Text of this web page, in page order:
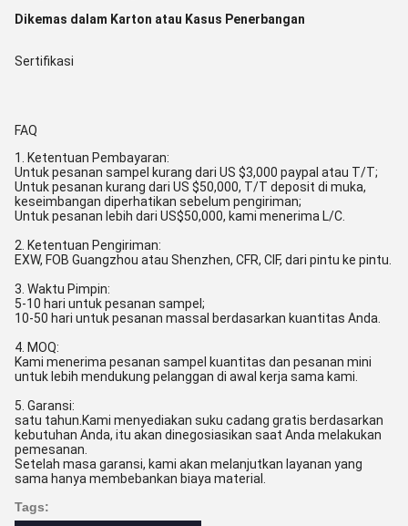
Dikemas dalam Karton atau Kasus Penerbangan
Sertifikasi
FAQ
1. Ketentuan Pembayaran:
Untuk pesanan sampel kurang dari US $3,000 paypal atau T/T;
Untuk pesanan kurang dari US $50,000, T/T deposit di muka,
keseimbangan diperhatikan sebelum pengiriman;
Untuk pesanan lebih dari US$50,000, kami menerima L/C.
2. Ketentuan Pengiriman:
EXW, FOB Guangzhou atau Shenzhen, CFR, CIF, dari pintu ke pintu.
3. Waktu Pimpin:
5-10 hari untuk pesanan sampel;
10-50 hari untuk pesanan massal berdasarkan kuantitas Anda.
4. MOQ:
Kami menerima pesanan sampel kuantitas dan pesanan mini
untuk lebih mendukung pelanggan di awal kerja sama kami.
5. Garansi:
satu tahun.Kami menyediakan suku cadang gratis berdasarkan
kebutuhan Anda, itu akan dinegosiasikan saat Anda melakukan
pemesanan.
Setelah masa garansi, kami akan melanjutkan layanan yang
sama hanya membebankan biaya material.
Tags: